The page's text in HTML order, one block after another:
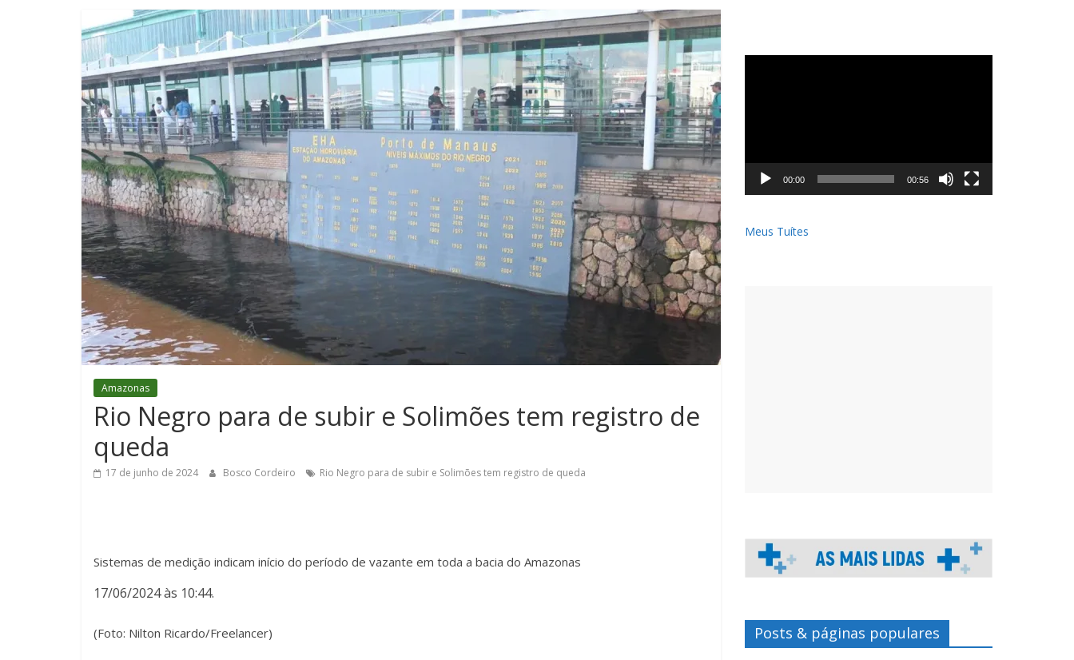
Amazonas
Rio Negro para de subir e Solimões tem registro de
queda
17 de junho de 2024 Bosco Cordeiro Rio Negro para de subir e Solimões tem registro de queda
Sistemas de medição indicam início do período de vazante em toda a bacia do Amazonas
17/06/2024 às 10:44.
(Foto: Nilton Ricardo/Freelancer)
00:00 00:56
Meus Tuítes
Posts & páginas populares